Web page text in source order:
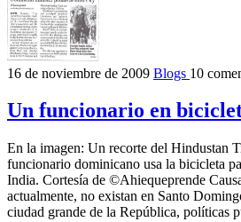
16 de noviembre de 2009 Blogs 10
Un funcionario en
En la imagen: Un recorte del Hindustan
funcionario dominicano usa la bicicleta
India. Cortesía de ©Ahiequeprende
actualmente, no existan en Santo
ciudad grande de la República, políticas